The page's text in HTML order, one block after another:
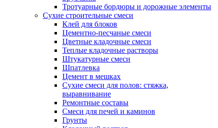
Тротуарные бордюры и дорожные элементы
Сухие строительные смеси
Клей для блоков
Цементно-песчаные смеси
Цветные кладочные смеси
Теплые кладочные растворы
Штукатурные смеси
Шпатлевка
Цемент в мешках
Сухие смеси для полов: стяжка,
выравнивание
Ремонтные составы
Смеси для печей и каминов
Грунты